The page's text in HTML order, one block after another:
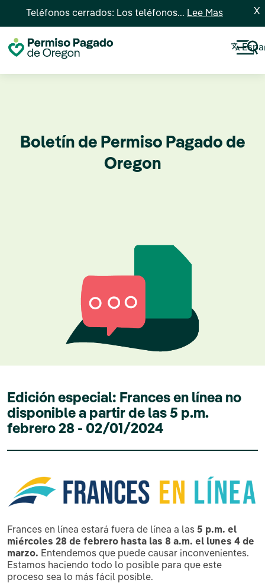
Teléfonos cerrados: Los teléfonos... Lee Mas X
Boletín de Permiso Pagado de
Oregon
Edición especial: Frances en línea no
disponible a partir de las 5 p.m.
febrero 28 - 02/01/2024
Frances en línea estará fuera de línea a las 5 p.m. el
miércoles 28 de febrero hasta las 8 a.m. el lunes 4 de
marzo. Entendemos que puede causar inconvenientes.
Estamos haciendo todo lo posible para que este
proceso sea lo más fácil posible.